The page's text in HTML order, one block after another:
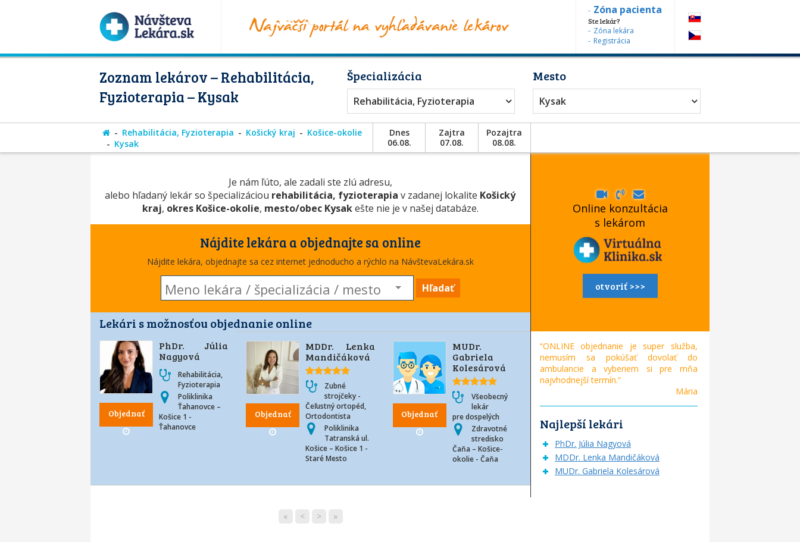
Zóna pacienta
Ste lekár?
Zóna lekára
Registrácia
Zoznam lekárov – Rehabilitácia,
Fyzioterapia – Kysak
Špecializácia
Rehabilitácia, Fyzioterapia
Mesto
Kysak
Rehabilitácia, Fyzioterapia Košický kraj
Košice-okolie
Kysak
Dnes
06.08.
Zajtra
07.08.
Pozajtra
08.08.
Je nám ľúto, ale zadali ste zlú adresu,
alebo hľadaný lekár so špecializáciou rehabilitácia, fyzioterapia v zadanej lokalite Košický
kraj, okres Košice-okolie, mesto/obec Kysakešte nie je v našej databáze.
Nájdite lekára a objednajte sa online
Nájdite lekára, objednajte sa cez internet jednoducho a rýchlo na NávštevaLekára.sk
Hľadať
Lekári s možnosťou objednanie online
Objednať
PhDr. Júlia
Nagyová
Rehabilitácia,
Fyzioterapia
Poliklinika
Ťahanovce –
Košice 1 -
Ťahanovce
Objednať
MDDr. Lenka
Mandičáková
Zubné
strojčeky -
Čeľustný ortopéd,
Ortodontista
Poliklinika
Tatranská ul.
Košice – Košice 1 -
Staré Mesto
Objednať
MUDr.
Gabriela
Kolesárová
Všeobecný
lekár
pre dospelých
Zdravotné
stredisko
Čaňa – Košice-
okolie - Čaňa
« < > »
Online konzultácia
s lekárom
otvoriť >>>
“ONLINE objednanie je super služba,
nemusím sa pokúšať dovolať do
ambulancie a vyberiem si pre mňa
najvhodnejší termín.“
Mária
Najlepší lekári
PhDr. Júlia Nagyová
MDDr. Lenka Mandičáková
MUDr. Gabriela Kolesárová